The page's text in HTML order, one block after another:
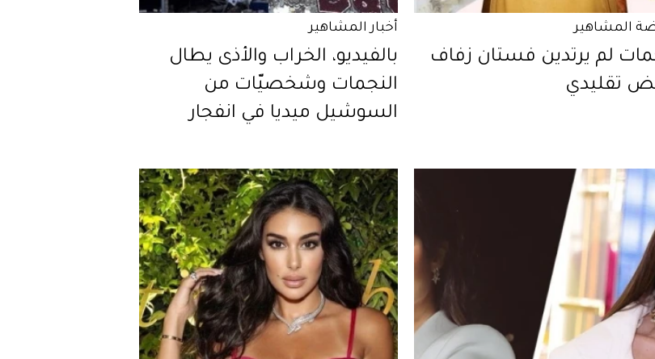
المشاهير
لم يرتدين فستان زفاف
تقليدي
أخبار المشاهير
بالفيديو، الخراب والأذى يطال
النجمات وشخصيّات من
السوشيل ميديا في انفجار